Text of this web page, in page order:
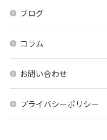
ブログ
コラム
お問い合わせ
プライバシーポリシー